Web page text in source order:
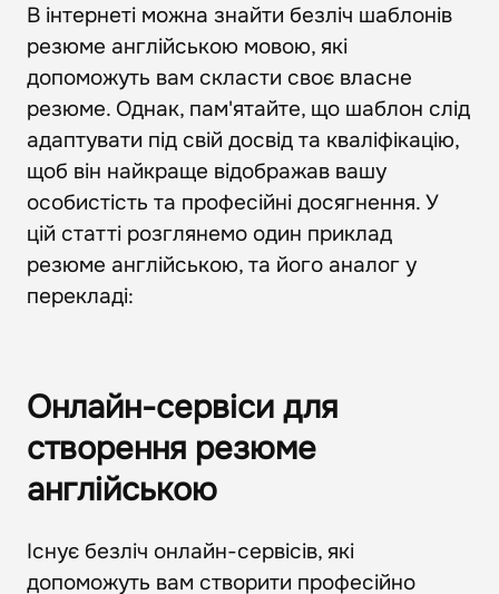
В інтернеті можна знайти безліч шаблонів
резюме англійською мовою, які
допоможуть вам скласти своє власне
резюме. Однак, пам'ятайте, що шаблон слід
адаптувати під свій досвід та кваліфікацію,
щоб він найкраще відображав вашу
особистість та професійні досягнення. У
цій статті розглянемо один приклад
резюме англійською, та його аналог у
перекладі:
Онлайн-сервіси для
створення резюме
англійською
Існує безліч онлайн-сервісів, які
допоможуть вам створити професійно